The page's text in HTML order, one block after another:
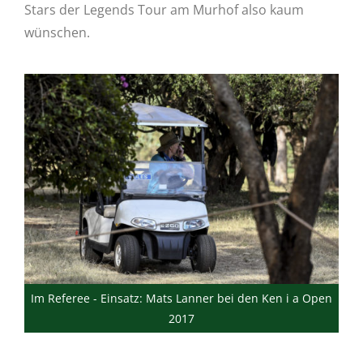
Stars der Legends Tour am Murhof also kaum
wünschen.
Im Referee - Einsatz: Mats Lanner bei den Ken i a Open
2017